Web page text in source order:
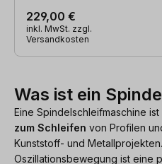
229,00 €
inkl. MwSt. zzgl.
Versandkosten
Was ist ein
Eine Spindelschleifmaschine ist
zum Schleifen von Profilen
Kunststoff- und
Oszillationsbewegung ist eine